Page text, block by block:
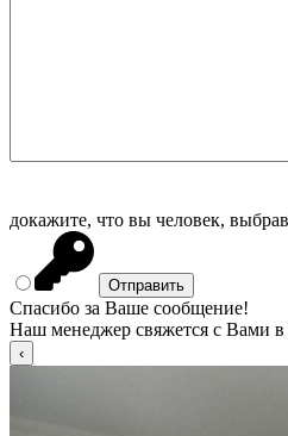
докажите, что вы человек, выбрав
Спасибо за Ваше сообщение!
Наш менеджер свяжется с Вами